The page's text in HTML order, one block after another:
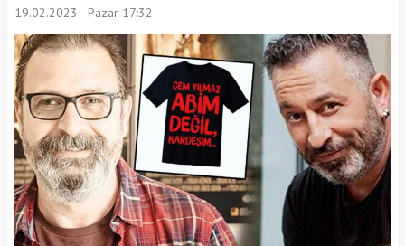
19.02.2023 - Pazar 17:32